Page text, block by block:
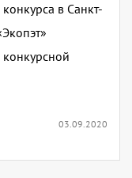
в Санкт-
03.09.2020